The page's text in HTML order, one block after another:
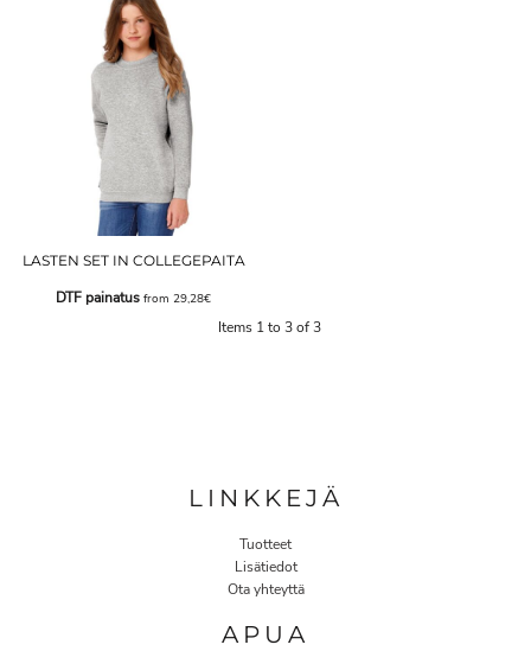
LASTEN SET IN COLLEGEPAITA
DTF painatus from 29,28€
Items 1 to 3 of 3
LINKKEJÄ
Tuotteet
Lisätiedot
Ota yhteyttä
APUA